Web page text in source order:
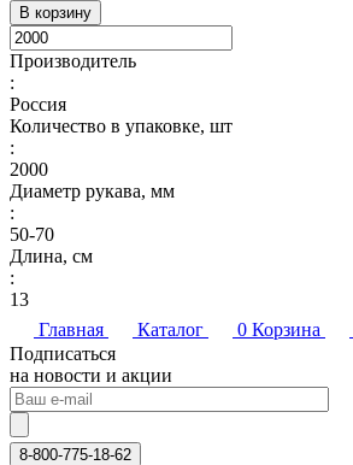
В корзину
Производитель
:
Россия
Количество в упаковке, шт
:
2000
Диаметр рукава, мм
:
50-70
Длина, см
:
13
Главная
Каталог 0 Корзина
Подписаться
на новости и акции
8-800-775-18-62